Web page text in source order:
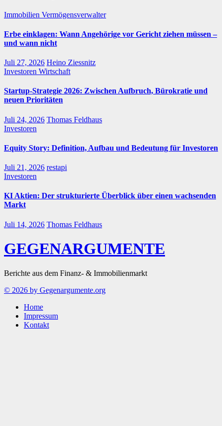
Immobilien Vermögensverwalter
Erbe einklagen: Wann Angehörige vor Gericht ziehen müssen –
und wann nicht
Juli 27, 2026 Heino Ziessnitz
Investoren Wirtschaft
Startup-Strategie 2026: Zwischen Aufbruch, Bürokratie und
neuen Prioritäten
Juli 24, 2026 Thomas Feldhaus
Investoren
Equity Story: Definition, Aufbau und Bedeutung für Investoren
Juli 21, 2026 restapi
Investoren
KI Aktien: Der strukturierte Überblick über einen wachsenden
Markt
Juli 14, 2026 Thomas Feldhaus
GEGENARGUMENTE
Berichte aus dem Finanz- & Immobilienmarkt
© 2026 by Gegenargumente.org
Home
Impressum
Kontakt